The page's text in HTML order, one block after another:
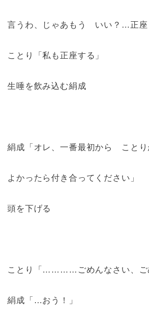
言うわ、じゃあもう いい？…正座
ことり「私も正座する」
生唾を飲み込む絹成
絹成「オレ、一番最初から ことり
よかったら付き合ってください」
頭を下げる
ことり「…………ごめんなさい、ご
絹成「…おう！」